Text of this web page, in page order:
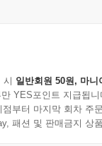
시 일반회원 50원, 마니
YES포인트 지급됩니
부터 마지막 회차 주
패션 및 판매금지 상